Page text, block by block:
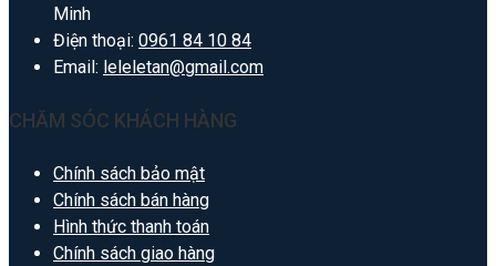
Minh
Điện thoại: 0961 84 10 84
Email: leleletan@gmail.com
CHĂM SÓC KHÁCH HÀNG
Chính sách bảo mật
Chính sách bán hàng
Hình thức thanh toán
Chính sách giao hàng